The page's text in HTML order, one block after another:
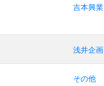
吉本興業
浅井企画
その他